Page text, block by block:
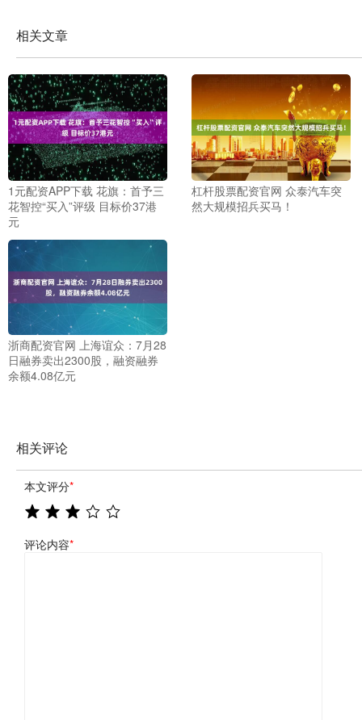
相关文章
1元配资APP下载 花旗：首予三
花智控“买入”评级 目标价37港
元
杠杆股票配资官网 众泰汽车突
然大规模招兵买马！
浙商配资官网 上海谊众：7月28
日融券卖出2300股，融资融券
余额4.08亿元
相关评论
本文评分*
评论内容*